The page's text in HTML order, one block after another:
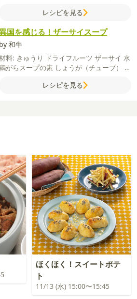
にんにく（チューブ）
レシピを見る
国を感じる！ザーサイスープ
by 和牛
料: きゅうり ドライフルーツ ザーサイ 水
がらスープの素 しょうが（チューブ） 塩
レシピを見る
ほくほく！スイートポテ
ト
11/13 (水) 15:00〜15:45